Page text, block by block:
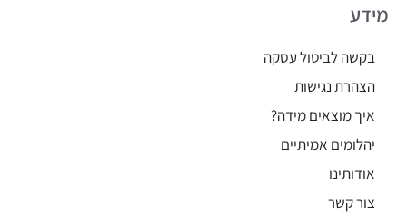
מידע
בקשה לביטול עסקה
הצהרת נגישות
איך מוצאים מידה?
יהלומים אמיתיים
אודותינו
צור קשר